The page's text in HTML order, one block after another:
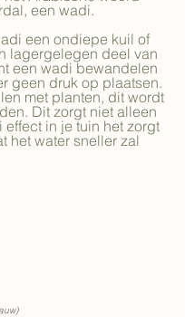
een wadi.
een ondiepe kuil of
lagergelegen deel van
een wadi bewandelen
geen druk op plaatsen.
met planten, dit wordt
Dit zorgt niet alleen
effect in je tuin het zorgt
het water sneller zal